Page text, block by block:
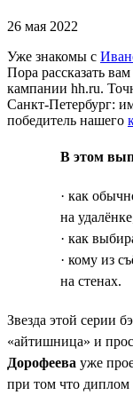
26 мая 2022
Уже знакомы с
Пора рассказать
кампании hh.ru.
Санкт-Петербург:
победитель нашего
В этом
· как
на
· как
· кому из
на стенах.
Звезда этой серии
«айтишница» и
Дорофеева уже
при том что диплом